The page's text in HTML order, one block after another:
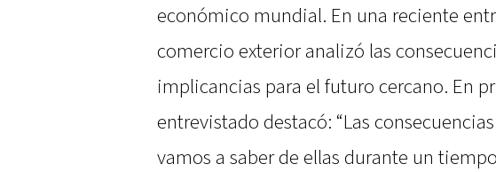
económico mundial. En una reciente
comercio exterior analizó las
implicancias para el futuro cercano. En
entrevistado destacó: “Las
vamos a saber de ellas durante un